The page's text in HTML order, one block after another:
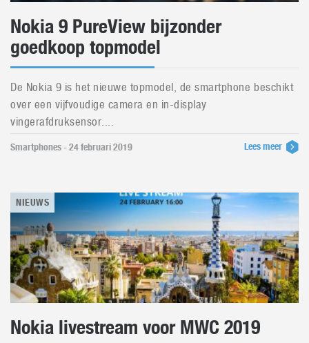
Nokia 9 PureView bijzonder
goedkoop topmodel
De Nokia 9 is het nieuwe topmodel, de smartphone beschikt
over een vijfvoudige camera en in-display
vingerafdruksensor....
Smartphones - 24 februari 2019 Lees meer
NIEUWS
Nokia livestream voor MWC 2019